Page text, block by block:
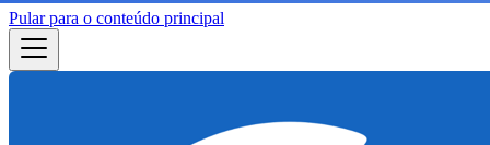
Pular para o conteúdo principal